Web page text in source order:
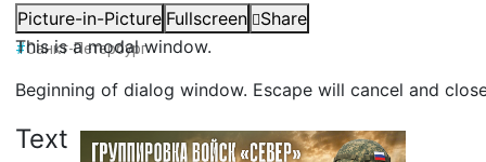
Picture-in-Picture Fullscreen
Share
This is a modal window.
Beginning of dialog window. Escape will cancel and
Text
сказка «Мышонок, который Там».
#Санкт-Петербург